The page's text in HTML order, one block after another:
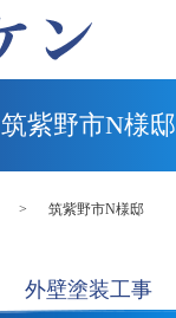
筑紫野市N様邸
筑紫野市N様邸
外壁塗装工事